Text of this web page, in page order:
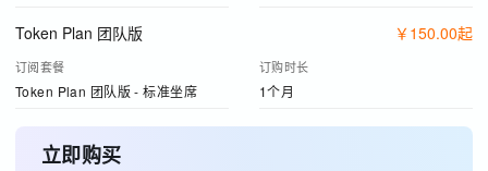
Token Plan 团队版 ￥ 150.00起
订阅套餐
Token Plan 团队版 - 标准坐席
订购时长
1个月
立即购买